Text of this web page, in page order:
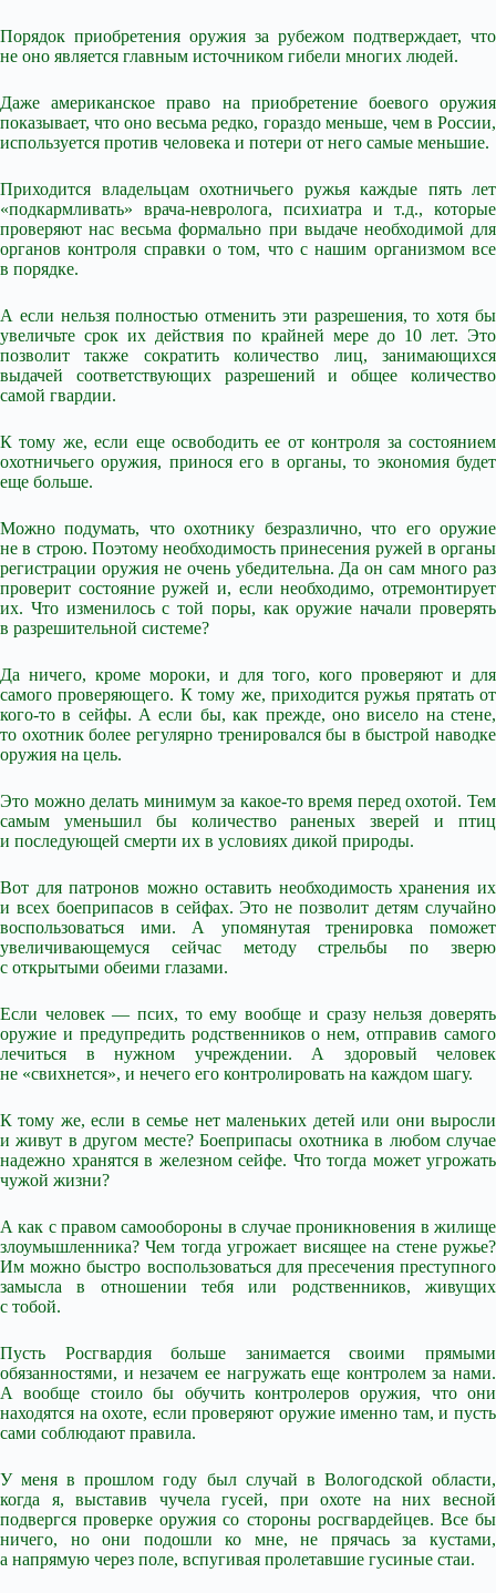
Порядок приобретения оружия за рубежом подтверждает, что
не оно является главным источником гибели многих людей.
Даже американское право на приобретение боевого оружия
показывает, что оно весьма редко, гораздо меньше, чем в России,
используется против человека и потери от него самые меньшие.
Приходится владельцам охотничьего ружья каждые пять лет
«подкармливать» врача-невролога, психиатра и т.д., которые
проверяют нас весьма формально при выдаче необходимой для
органов контроля справки о том, что с нашим организмом все
в порядке.
А если нельзя полностью отменить эти разрешения, то хотя бы
увеличьте срок их действия по крайней мере до 10 лет. Это
позволит также сократить количество лиц, занимающихся
выдачей соответствующих разрешений и общее количество
самой гвардии.
К тому же, если еще освободить ее от контроля за состоянием
охотничьего оружия, принося его в органы, то экономия будет
еще больше.
Можно подумать, что охотнику безразлично, что его оружие
не в строю. Поэтому необходимость принесения ружей в органы
регистрации оружия не очень убедительна. Да он сам много раз
проверит состояние ружей и, если необходимо, отремонтирует
их. Что изменилось с той поры, как оружие начали проверять
в разрешительной системе?
Да ничего, кроме мороки, и для того, кого проверяют и для
самого проверяющего. К тому же, приходится ружья прятать от
кого-то в сейфы. А если бы, как прежде, оно висело на стене,
то охотник более регулярно тренировался бы в быстрой наводке
оружия на цель.
Это можно делать минимум за какое-то время перед охотой. Тем
самым уменьшил бы количество раненых зверей и птиц
и последующей смерти их в условиях дикой природы.
Вот для патронов можно оставить необходимость хранения их
и всех боеприпасов в сейфах. Это не позволит детям случайно
воспользоваться ими. А упомянутая тренировка поможет
увеличивающемуся сейчас методу стрельбы по зверю
с открытыми обеими глазами.
Если человек — псих, то ему вообще и сразу нельзя доверять
оружие и предупредить родственников о нем, отправив самого
лечиться в нужном учреждении. А здоровый человек
не «свихнется», и нечего его контролировать на каждом шагу.
К тому же, если в семье нет маленьких детей или они выросли
и живут в другом месте? Боеприпасы охотника в любом случае
надежно хранятся в железном сейфе. Что тогда может угрожать
чужой жизни?
А как с правом самообороны в случае проникновения в жилище
злоумышленника? Чем тогда угрожает висящее на стене ружье?
Им можно быстро воспользоваться для пресечения преступного
замысла в отношении тебя или родственников, живущих
с тобой.
Пусть Росгвардия больше занимается своими прямыми
обязанностями, и незачем ее нагружать еще контролем за нами.
А вообще стоило бы обучить контролеров оружия, что они
находятся на охоте, если проверяют оружие именно там, и пусть
сами соблюдают правила.
У меня в прошлом году был случай в Вологодской области,
когда я, выставив чучела гусей, при охоте на них весной
подвергся проверке оружия со стороны росгвардейцев. Все бы
ничего, но они подошли ко мне, не прячась за кустами,
а напрямую через поле, вспугивая пролетавшие гусиные стаи.